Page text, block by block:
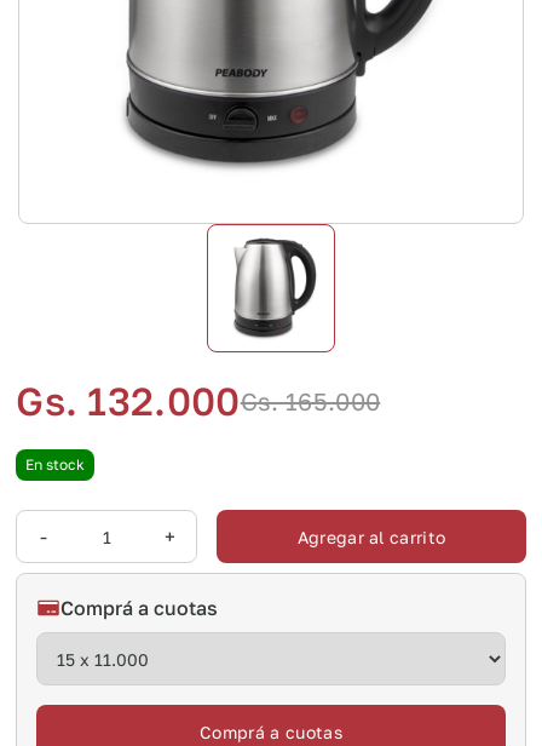
Gs. 132.000Gs. 165.000
En stock
- + Agregar al carrito
Comprá a cuotas
Comprá a cuotas